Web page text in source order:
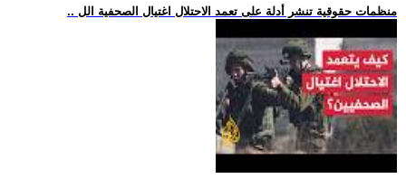
.. منظمات حقوقية تنشر أدلة على تعمد الاحتلال اغتيال الصحفية الل